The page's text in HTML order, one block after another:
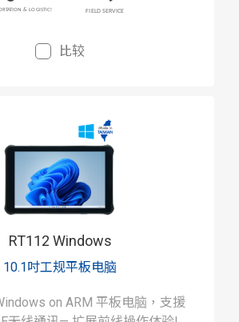
比较
RT112 Windows
10.1吋工规平板电脑
on ARM 平板电脑，支援